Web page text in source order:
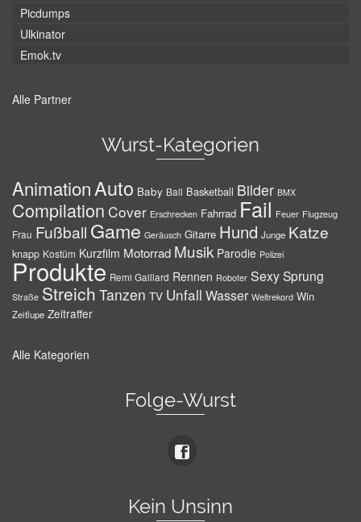
Picdumps
Ulkinator
Emok.tv
Alle Partner
Wurst-Kategorien
AnimationAuto Baby Ball Basketball Bilder BMX
Compilation Cover Erschrecken Fahrrad Fail Feuer Flugzeug
Frau Fußball Game Geräusch Gitarre Hund Junge Katze
knapp Kostüm Kurzfilm Motorrad Musik Parodie Polizei
Produkte Remi Gaillard Rennen Roboter SexySprung
Straße Streich Tanzen TV Unfall Wasser Weltrekord Win
Zeitlupe Zeitraffer
Alle Kategorien
Folge-Wurst
Kein Unsinn